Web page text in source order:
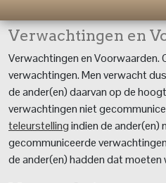
Verwachtingen en
Verwachtingen en Voorwaarden.
verwachtingen. Men verwacht
de ander(en) daarvan op de
verwachtingen niet
teleurstellingindien de ander(en)
gecommuniceerde
de ander(en) hadden dat moeten